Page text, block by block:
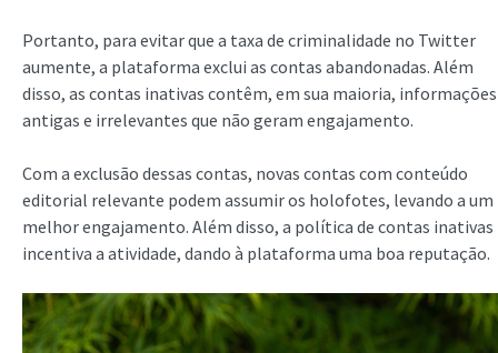
Portanto, para evitar que a taxa de criminalidade no Twitter
aumente, a plataforma exclui as contas abandonadas. Além
disso, as contas inativas contêm, em sua maioria, informações
antigas e irrelevantes que não geram engajamento.
Com a exclusão dessas contas, novas contas com conteúdo
editorial relevante podem assumir os holofotes, levando a um
melhor engajamento. Além disso, a política de contas inativas
incentiva a atividade, dando à plataforma uma boa reputação.